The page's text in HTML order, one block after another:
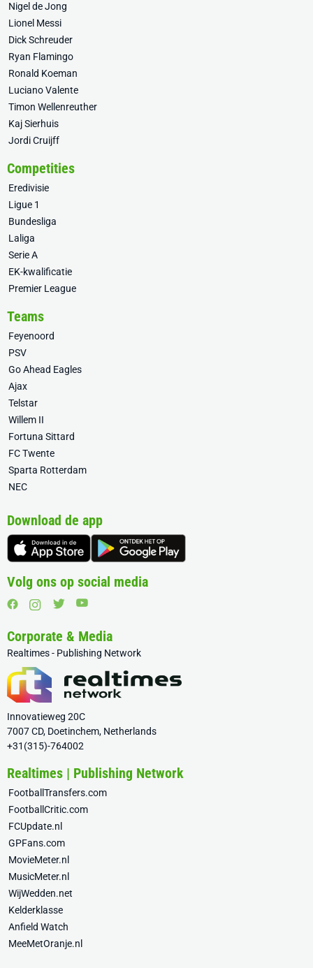
Nigel de Jong
Lionel Messi
Dick Schreuder
Ryan Flamingo
Ronald Koeman
Luciano Valente
Timon Wellenreuther
Kaj Sierhuis
Jordi Cruijff
Competities
Eredivisie
Ligue 1
Bundesliga
Laliga
Serie A
EK-kwalificatie
Premier League
Teams
Feyenoord
PSV
Go Ahead Eagles
Ajax
Telstar
Willem II
Fortuna Sittard
FC Twente
Sparta Rotterdam
NEC
Download de app
Volg ons op social media
Corporate & Media
Realtimes - Publishing Network
Innovatieweg 20C
7007 CD, Doetinchem, Netherlands
+31(315)-764002
Realtimes | Publishing Network
FootballTransfers.com
FootballCritic.com
FCUpdate.nl
GPFans.com
MovieMeter.nl
MusicMeter.nl
WijWedden.net
Kelderklasse
Anfield Watch
MeeMetOranje.nl